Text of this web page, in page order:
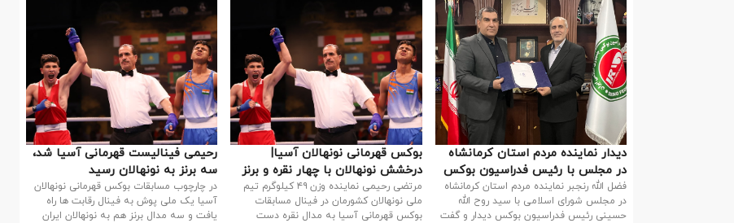
دیدار نماینده مردم استان کرمانشاه
در مجلس با رئیس فدراسیون بوکس
فضل الله رنجبر نماینده مردم استان کرمانشاه
در مجلس شورای اسلامی با سید روح الله
حسینی رئیس فدراسیون بوکس دیدار و گفت
بوکس قهرمانی نونهالان آسیا|
درخشش نونهالان با چهار نقره و برنز
در اردن
مرتضی رحیمی نماینده وزن ۴۹ کیلوگرم تیم
ملی نونهالان کشورمان در فینال مسابقات
بوکس قهرمانی آسیا به مدال نقره دست
رحیمی فینالیست قهرمانی آسیا شد،
سه برنز به نونهالان رسید
در چارچوب مسابقات بوکس قهرمانی نونهالان
آسیا یک ملی پوش به فینال رقابت ها راه
یافت و سه مدال برنز هم به نونهالان ایران